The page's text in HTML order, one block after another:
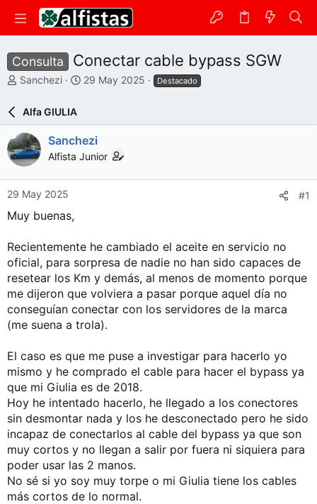
Consulta Conectar cable bypass SGW
A
o
r
Sanchezi
F
d
e
29 May 2025 Destacado
Alfa GIULIA
Sanchezi
Alfista Junior
29 May 2025 #1
Muy buenas,
Recientemente he cambiado el aceite en servicio no
oficial, para sorpresa de nadie no han sido capaces de
resetear los Km y demás, al menos de momento porque
me dijeron que volviera a pasar porque aquel día no
conseguían conectar con los servidores de la marca
(me suena a trola).
El caso es que me puse a investigar para hacerlo yo
mismo y he comprado el cable para hacer el bypass ya
que mi Giulia es de 2018.
Hoy he intentado hacerlo, he llegado a los conectores
sin desmontar nada y los he desconectado pero he sido
incapaz de conectarlos al cable del bypass ya que son
muy cortos y no llegan a salir por fuera ni siquiera para
poder usar las 2 manos.
No sé si yo soy muy torpe o mi Giulia tiene los cables
más cortos de lo normal.